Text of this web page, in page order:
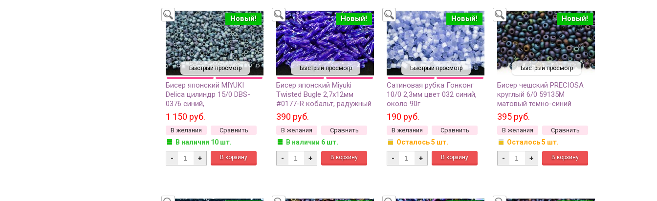
Быстрый просмотр
Новый!
Бисер японский MIYUKI
Delica цилиндр 15/0 DBS-
0376 синий,
металлизированный
матовый, 5 грамм
1 150 руб.
В желания Сравнить
В наличии 10 шт.
- +
Быстрый просмотр
Новый!
Бисер японский Miyuki
Twisted Bugle 2,7х12мм
#0177-R кобальт, радужный
прозрачный, 1 упаковка
(около 13 грамм)
390 руб.
В желания Сравнить
В наличии 6 шт.
- +
Быстрый просмотр
Новый!
Сатиновая рубка Гонконг
10/0 2,3мм цвет 032 синий,
около 90г
190 руб.
В желания Сравнить
Осталось 5 шт.
- +
Быстрый просмотр
Новый!
Бисер чешский PRECIOSA
круглый 6/0 59135М
матовый темно-синий
непрозрачный ирис, 50г
395 руб.
В желания Сравнить
Осталось 5 шт.
- +